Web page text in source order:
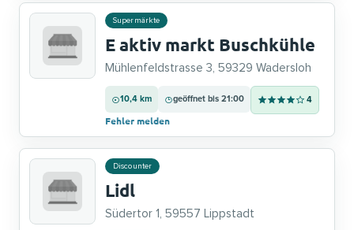
Supermärkte
E aktiv markt Buschkühle
Mühlenfeldstrasse 3, 59329 Wadersloh
10,4 km geöffnet bis 21:00 4
Fehler melden
Discounter
Lidl
Südertor 1, 59557 Lippstadt